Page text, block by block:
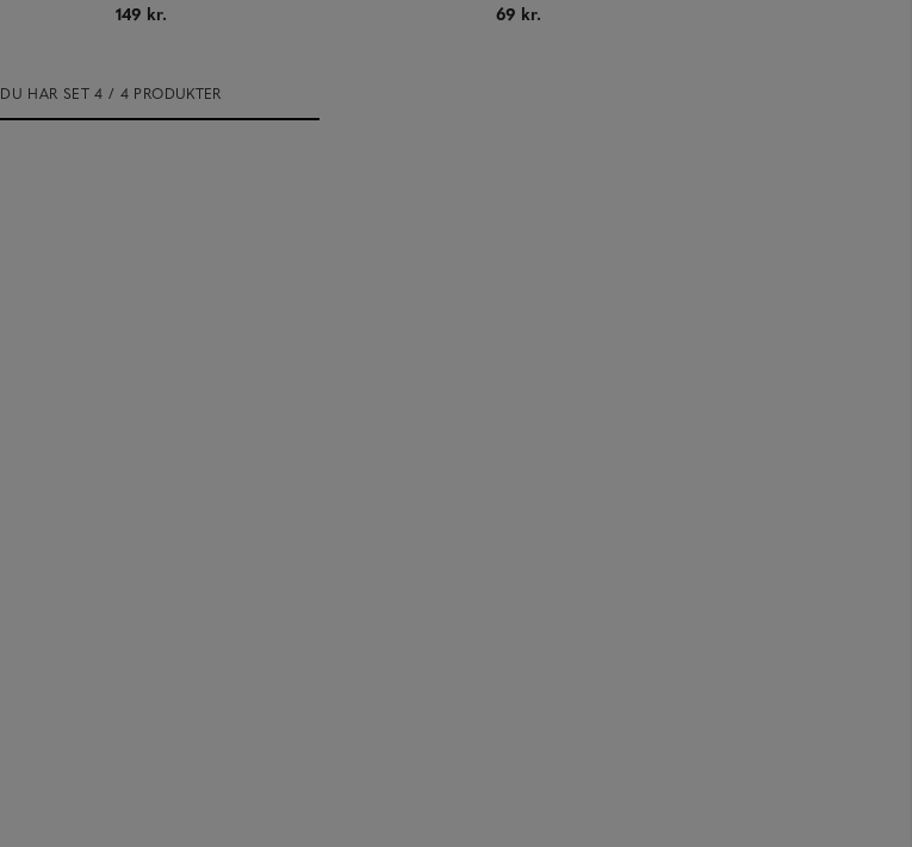
149 kr. 69 kr.
DU HAR SET 4 / 4 PRODUKTER